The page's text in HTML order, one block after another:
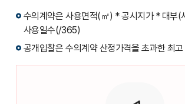
수의계약은 사용면적(㎡) * 공시지가 * 대부(
사용일수(/365)
공개입찰은 수의계약 산정가격을 초과한 최